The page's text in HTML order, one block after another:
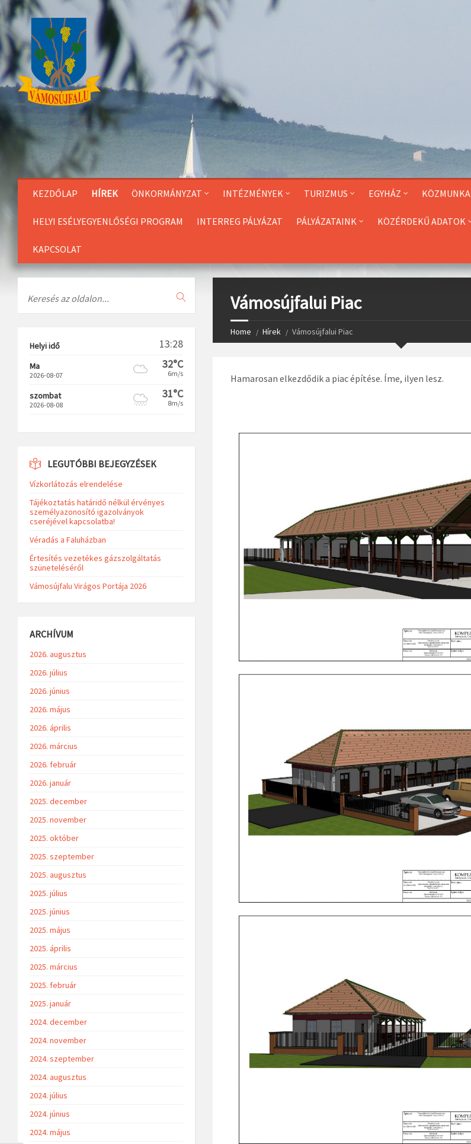
Skip
to
Content
KEZDŐLAP HÍREK ÖNKORMÁNYZAT INTÉZMÉNYEK TURIZMUS EGYHÁZ KÖZMUNKA
HELYI ESÉLYEGYENLŐSÉGI PROGRAM INTERREG PÁLYÁZAT PÁLYÁZATAINK KÖZÉRDEKŰ ADATOK
KAPCSOLAT
Vámosújfalui Piac
Home Hírek Vámosújfalui Piac
Hamarosan elkezdődik a piac építése. Íme, ilyen lesz.
Helyi idő 13:28
Ma
2026-08-07
32°C
6m/s
szombat
2026-08-08
31°C
8m/s
LEGUTÓBBI BEJEGYZÉSEK
Vízkorlátozás elrendelése
Tájékoztatás határidő nélkül érvényes
személyazonosító igazolványok
cseréjével kapcsolatba!
Véradás a Faluházban
Értesítés vezetékes gázszolgáltatás
szüneteléséről
Vámosújfalu Virágos Portája 2026
ARCHÍVUM
2026. augusztus
2026. július
2026. június
2026. május
2026. április
2026. március
2026. február
2026. január
2025. december
2025. november
2025. október
2025. szeptember
2025. augusztus
2025. július
2025. június
2025. május
2025. április
2025. március
2025. február
2025. január
2024. december
2024. november
2024. szeptember
2024. augusztus
2024. július
2024. június
2024. május